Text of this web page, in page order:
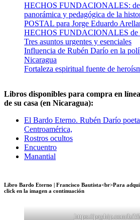
HECHOS FUNDACIONALES:
panorámica y pedagógica de la
POSTAL para Jorge Eduardo
HECHOS FUNDACIONALES de
Tres asuntos urgentes y esenciales
Influencia de Rubén Darío en la
Nicaragua
Fortaleza espiritual fuente de
Libros disponibles para compra en
de su casa (en Nicaragua):
El Bardo Eterno. Rubén Darío
Centroamérica,
Rostros ocultos
Encuentro
Manantial
Libro Bardo Eterno | Francisco Bautista<br>Para
click en la imagen a continuación
https://payhip.com/b/